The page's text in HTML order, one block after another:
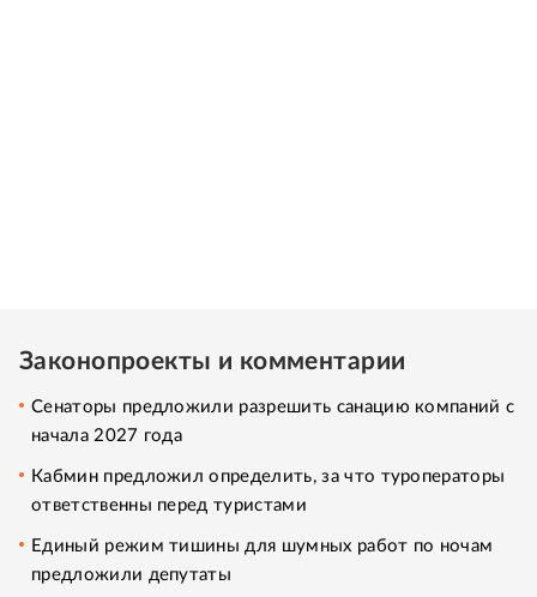
Законопроекты и комментарии
Сенаторы предложили разрешить санацию компаний с
начала 2027 года
Кабмин предложил определить, за что туроператоры
ответственны перед туристами
Единый режим тишины для шумных работ по ночам
предложили депутаты